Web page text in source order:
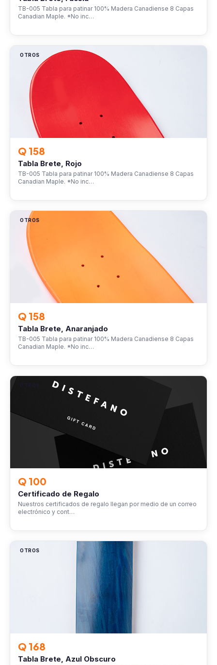
TB-005 Tabla para patinar 100% Madera Canadiense 8 Capas
Canadian Maple. *No inc…
OTROS
Q 158
Tabla Brete, Rojo
TB-005 Tabla para patinar 100% Madera Canadiense 8 Capas
Canadian Maple. *No inc…
OTROS
Q 158
Tabla Brete, Anaranjado
TB-005 Tabla para patinar 100% Madera Canadiense 8 Capas
Canadian Maple. *No inc…
OTROS
Q 100
Certificado de Regalo
Nuestros certificados de regalo llegan por medio de un correo
electrónico y cont…
OTROS
Q 168
Tabla Brete, Azul Obscuro